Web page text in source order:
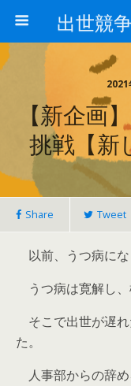
【新企画
挑戦【新
Share Tweet
以前、うつ病にな
うつ病は寛解し、
そこで出世が遅
た。
人事部からの辞